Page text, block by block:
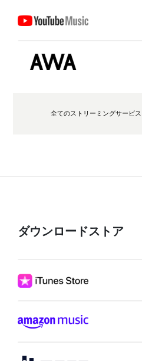
全てのストリーミングサービ
ダウンロードストア